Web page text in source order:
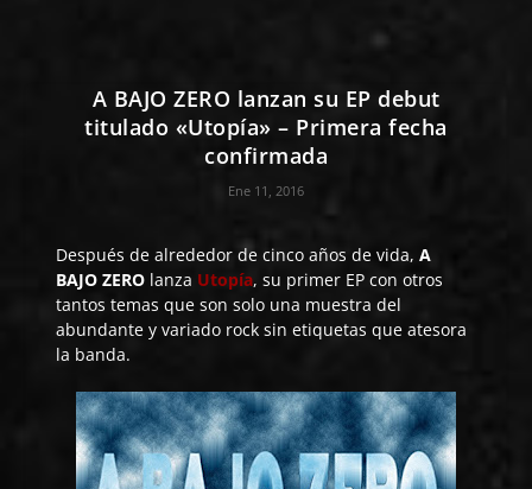
A BAJO ZERO lanzan su EP debut
titulado «Utopía» – Primera fecha
confirmada
Ene 11, 2016
Después de alrededor de cinco años de vida,A
BAJO ZERO lanza Utopía, su primer EP con otros
tantos temas que son solo una muestra del
abundante y variado rock sin etiquetas que atesora
la banda.